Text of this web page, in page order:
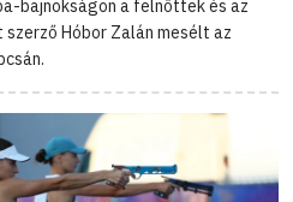
bajnokságon a felnőttek és az
Hóbor Zalán mesélt az